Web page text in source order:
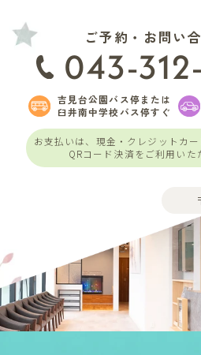
ご予約・お問い
043-
吉見台公園バス停または
臼井南中学校バス停すぐ
お支払いは、現金・クレジットカー
QRコード決済をご利用いた